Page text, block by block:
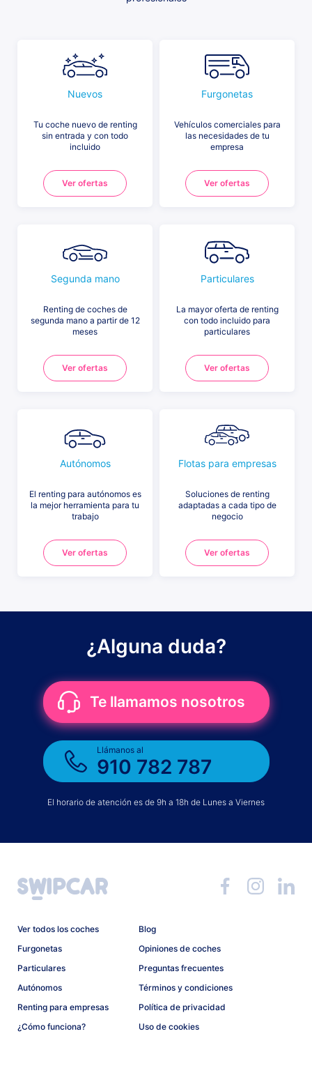
Nuevos
Tu coche nuevo de renting
sin entrada y con todo
incluido
Ver ofertas
Furgonetas
Vehículos comerciales para
las necesidades de tu
empresa
Ver ofertas
Segunda mano
Renting de coches de
segunda mano a partir de 12
meses
Ver ofertas
Particulares
La mayor oferta de renting
con todo incluido para
particulares
Ver ofertas
Autónomos
El renting para autónomos es
la mejor herramienta para tu
trabajo
Ver ofertas
Flotas para empresas
Soluciones de renting
adaptadas a cada tipo de
negocio
Ver ofertas
¿Alguna duda?
Te llamamos nosotros
Llámanos al
910 782 787
El horario de atención es de 9h a 18h de Lunes a Viernes
Ver todos los coches
Furgonetas
Particulares
Autónomos
Renting para empresas
¿Cómo funciona?
Blog
Opiniones de coches
Preguntas frecuentes
Términos y condiciones
Política de privacidad
Uso de cookies